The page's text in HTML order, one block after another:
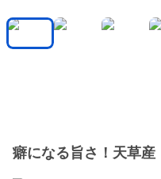
癖になる旨さ！天草産